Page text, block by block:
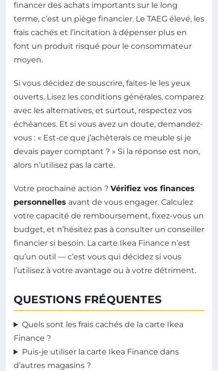
financer des achats importants sur le long
terme, c’est un piège financier. Le TAEG élevé, les
frais cachés et l’incitation à dépenser plus en
font un produit risqué pour le consommateur
moyen.
Si vous décidez de souscrire, faites-le les yeux
ouverts. Lisez les conditions générales, comparez
avec les alternatives, et surtout, respectez vos
échéances. Et si vous avez un doute, demandez-
vous : « Est-ce que j’achèterais ce meuble si je
devais payer comptant ? » Si la réponse est non,
alors n’utilisez pas la carte.
Votre prochaine action ? Vérifiez vos finances
personnelles avant de vous engager. Calculez
votre capacité de remboursement, fixez-vous un
budget, et n’hésitez pas à consulter un conseiller
financier si besoin. La carte Ikea Finance n’est
qu’un outil — c’est vous qui décidez si vous
l’utilisez à votre avantage ou à votre détriment.
QUESTIONS FRÉQUENTES
Quels sont les frais cachés de la carte Ikea
Finance ?
Puis-je utiliser la carte Ikea Finance dans
d’autres magasins ?